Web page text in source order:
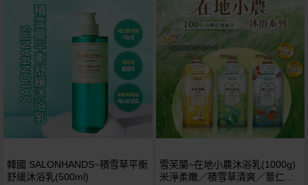
韓國 SALONHANDS~積雪草平衡
舒緩沐浴乳(500ml)
雪芙蘭~在地小農沐浴乳(1000g)
米淨柔嫩／積雪草清爽／薏仁亮